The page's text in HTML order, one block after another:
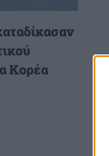
Κορέα